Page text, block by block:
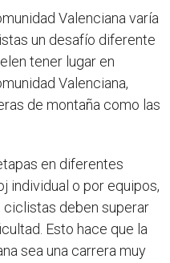
Valenciana varía
un desafío diferente
tener lugar en
Valenciana,
de montaña como las
en diferentes
individual o por equipos,
ciclistas deben superar
Esto hace que la
sea una carrera muy